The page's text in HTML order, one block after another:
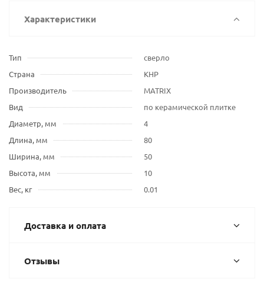
Характеристики
Тип
сверло
Страна
КНР
Производитель
MATRIX
Вид
по керамической плитке
Диаметр, мм
4
Длина, мм
80
Ширина, мм
50
Высота, мм
10
Вес, кг
0.01
Доставка и оплата
Отзывы